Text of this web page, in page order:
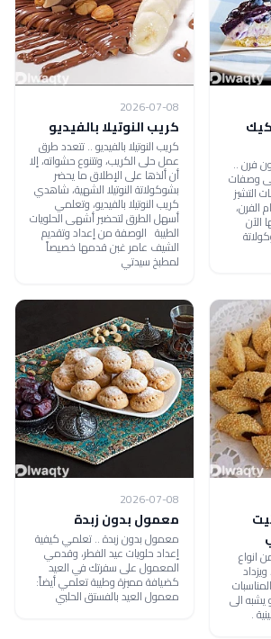
فرن ..
وصفات
التشيز
الفرن،
الآن
2026-07-08
كريب النوتيلا بالفيديو
كريب النوتيلا بالفيديو .. تتعدد طرق
عمل حلى الكريب، وتتنوع حشواته، إلا
أن ألذها على الإطلاق ما يحضر
بشوكولاتة النوتيلا الشهية، شاهدي
كريب النوتيلا بالفيديو، وتعلمي
أسهل الطرق لتحضير أشهى الحلويات
الطيبة الوصفة من إعداد وتقديم
الشيف عامر غبن قدمها خصيصاً
لمطبخ سيدتي
انواع
الى
.
2026-07-08
معمول بدون زبدة
معمول بدون زبدة .. تعلمي كيفية
إعداد حلويات عيد الفطر، وقدمي
المعمول على سفرتك في العيد
كضيافة مميزة وطيبة تعلمي أيضاً:
معمول العيد بالفستق الحلبي